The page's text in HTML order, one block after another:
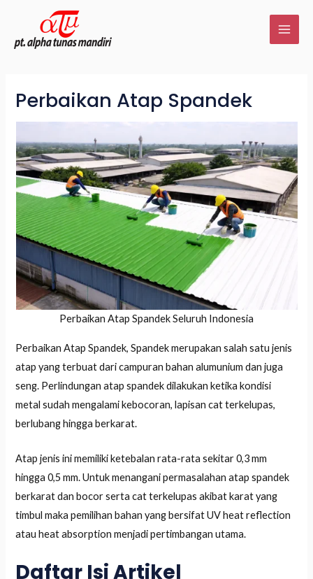
konten
Perbaikan Atap Spandek
Perbaikan Atap Spandek Seluruh Indonesia
Perbaikan Atap Spandek, Spandek merupakan salah satu jenis
atap yang terbuat dari campuran bahan alumunium dan juga
seng. Perlindungan atap spandek dilakukan ketika kondisi
metal sudah mengalami kebocoran, lapisan cat terkelupas,
berlubang hingga berkarat.
Atap jenis ini memiliki ketebalan rata-rata sekitar 0,3 mm
hingga 0,5 mm. Untuk menangani permasalahan atap spandek
berkarat dan bocor serta cat terkelupas akibat karat yang
timbul maka pemilihan bahan yang bersifat UV heat reflection
atau heat absorption menjadi pertimbangan utama.
Daftar Isi Artikel